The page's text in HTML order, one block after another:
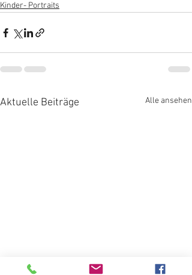
Kinder- Portraits
Aktuelle Beiträge Alle ansehen